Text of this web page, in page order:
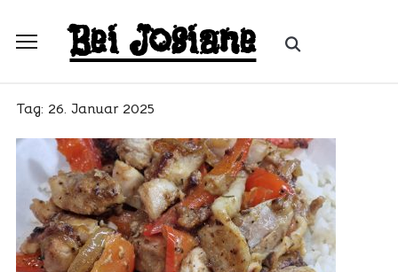
content
Bei Josiane
Search
Toggle
navigation
Tag: 26. Januar 2025